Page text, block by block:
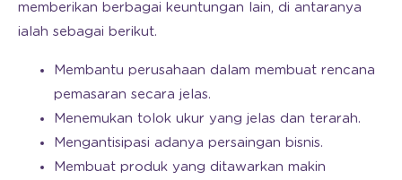
memberikan berbagai keuntungan lain, di antaranya
ialah sebagai berikut.
Membantu perusahaan dalam membuat rencana
pemasaran secara jelas.
Menemukan tolok ukur yang jelas dan terarah.
Mengantisipasi adanya persaingan bisnis.
Membuat produk yang ditawarkan makin